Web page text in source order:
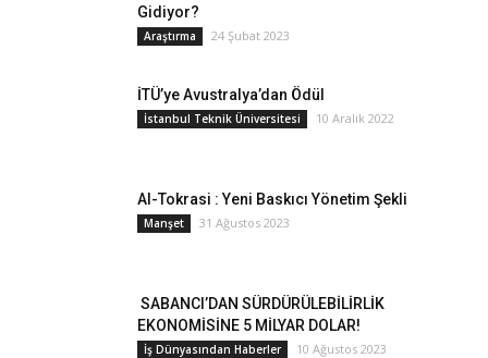
Gidiyor?
Araştırma 24 Şubat 2023
İTÜ’ye Avustralya’dan Ödül
İstanbul Teknik Üniversitesi 10 Aralık 2022
AI-Tokrasi : Yeni Baskıcı Yönetim Şekli
Manşet 31 Ağustos 2023
SABANCI’DAN SÜRDÜRÜLEBİLİRLİK
EKONOMİSİNE 5 MİLYAR DOLAR!
İş Dünyasından Haberler 10 Ağustos 2023